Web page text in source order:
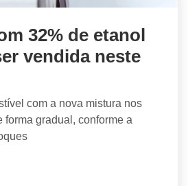
32% de etanol
vendida neste
com a nova mistura nos
forma gradual, conforme a